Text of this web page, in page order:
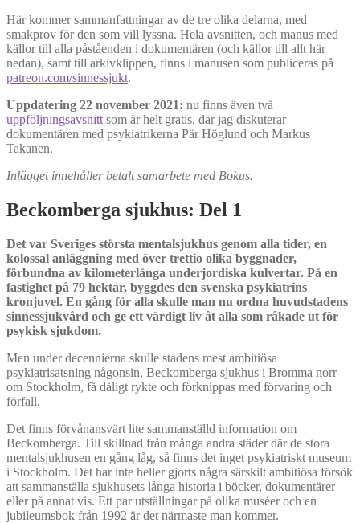
Här kommer sammanfattningar av de tre olika delarna, med
smakprov för den som vill lyssna. Hela avsnitten, och manus med
källor till alla påståenden i dokumentären (och källor till allt här
nedan), samt till arkivklippen, finns i manusen som publiceras på
patreon.com/sinnessjukt.
Uppdatering 22 november 2021: nu finns även två
uppföljningsavsnitt som är helt gratis, där jag diskuterar
dokumentären med psykiatrikerna Pär Höglund och Markus
Takanen.
Inlägget innehåller betalt samarbete med Bokus.
Beckomberga sjukhus: Del 1
Det var Sveriges största mentalsjukhus genom alla tider, en
kolossal anläggning med över trettio olika byggnader,
förbundna av kilometerlånga underjordiska kulvertar. På en
fastighet på 79 hektar, byggdes den svenska psykiatrins
kronjuvel. En gång för alla skulle man nu ordna huvudstadens
sinnessjukvård och ge ett värdigt liv åt alla som råkade ut för
psykisk sjukdom.
Men under decennierna skulle stadens mest ambitiösa
psykiatrisatsning någonsin, Beckomberga sjukhus i Bromma norr
om Stockholm, få dåligt rykte och förknippas med förvaring och
förfall.
Det finns förvånansvärt lite sammanställd information om
Beckomberga. Till skillnad från många andra städer där de stora
mentalsjukhusen en gång låg, så finns det inget psykiatriskt museum
i Stockholm. Det har inte heller gjorts några särskilt ambitiösa försök
att sammanställa sjukhusets långa historia i böcker, dokumentärer
eller på annat vis. Ett par utställningar på olika muséer och en
jubileumsbok från 1992 är det närmaste man kommer.